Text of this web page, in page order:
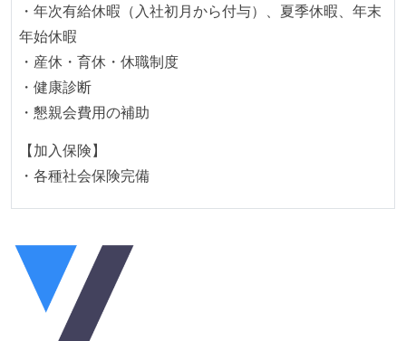
アジャイル実践状況
1ヶ月以下の短い期間でのイテレーション開発を実践
している
デイリーでスタンドアップミーティング、またはそれ
に準じるチーム内の打ち合わせを行っている
イテレーションの最後などに、定期的にチームでふり
かえりミーティングを行っている
形で行っている
継続的なデプロイ（デリバリー）を行っている
ワークフローの整備
・年次有給休暇（入社初月から付与）、夏季休暇、年末
年始休暇
・産休・育休・休職制度
・健康診断
・懇親会費用の補助
【加入保険】
・各種社会保険完備